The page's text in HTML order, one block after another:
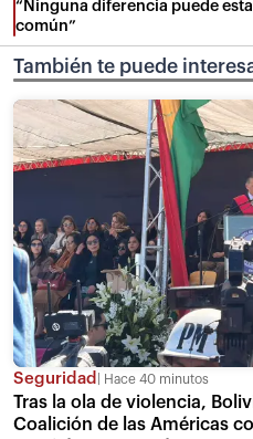
“Ninguna diferencia puede
común”
También te puede
Seguridad Hace 40 minutos
Tras la ola de violencia,
Coalición de las Américas